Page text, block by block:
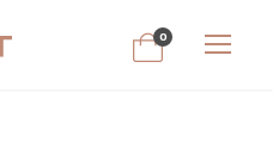
0